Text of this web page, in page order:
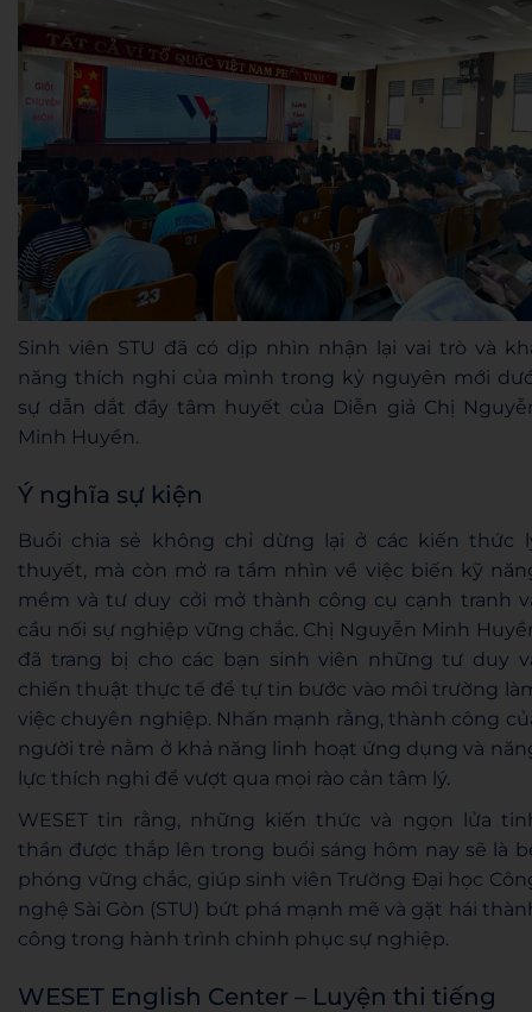
Sinh viên STU đã có dịp nhìn nhận lại vai trò và
năng thích nghi của mình trong kỷ nguyên mới
sự dẫn dắt đầy tâm huyết của Diễn giả Chị
Minh Huyền.
Ý nghĩa sự kiện
Buổi chia sẻ không chỉ dừng lại ở các kiến thức
thuyết, mà còn mở ra tầm nhìn về việc biến kỹ
mềm và tư duy cởi mở thành công cụ cạnh tranh
cầu nối sự nghiệp vững chắc. Chị Nguyễn Minh
đã trang bị cho các bạn sinh viên những tư duy
chiến thuật thực tế để tự tin bước vào môi trường
việc chuyên nghiệp. Nhấn mạnh rằng, thành công
người trẻ nằm ở khả năng linh hoạt ứng dụng và
lực thích nghi để vượt qua mọi rào cản tâm lý.
WESET tin rằng, những kiến thức và ngọn lửa
thần được thắp lên trong buổi sáng hôm nay sẽ là
phóng vững chắc, giúp sinh viên Trường Đại học
nghệ Sài Gòn (STU) bứt phá mạnh mẽ và gặt hái
công trong hành trình chinh phục sự nghiệp.
WESET English Center – Luyện thi tiếng